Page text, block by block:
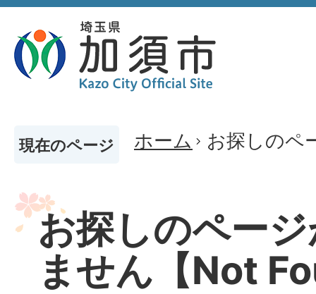
現在のページ ホーム お探しのペ
お探しのペー
ません【Not